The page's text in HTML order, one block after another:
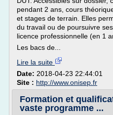
pendant 2 ans, cours
et stages de terrain. Elles
du travail ou de poursuivre
licence professionnelle (en 1
Les bacs de...
Lire la suite
Date: 2018-04-23 22:44:01
Site : http://www.onisep.fr
Formation et
vaste programme ...